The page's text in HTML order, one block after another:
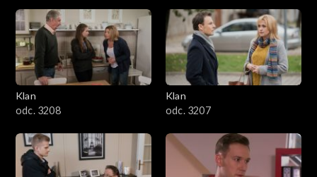
Klan
odc. 3208
Klan
odc. 3207